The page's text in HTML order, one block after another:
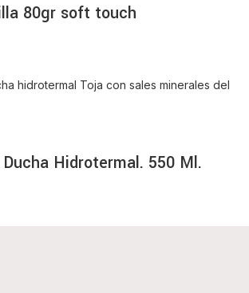
80gr soft touch
Hidrotermal. 550 Ml.